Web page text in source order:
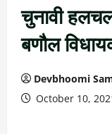
चुनावी
बणौल
Devbhoomi
October 10,